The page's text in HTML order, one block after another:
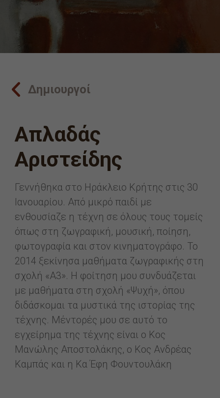
Δημιουργοί
Απλαδάς
Αριστείδης
Γεννήθηκα στο Ηράκλειο Κρήτης στις 30
Ιανουαρίου. Από μικρό παιδί με
ενθουσίαζε η τέχνη σε όλους τους τομείς
όπως στη ζωγραφική, μουσική, ποίηση,
φωτογραφία και στον κινηματογράφο. Το
2014 ξεκίνησα μαθήματα ζωγραφικής στη
σχολή «Α3». Η φοίτηση μου συνδυάζεται
με μαθήματα στη σχολή «Ψυχή», όπου
διδάσκομαι τα μυστικά της ιστορίας της
τέχνης. Μέντορές μου σε αυτό το
εγχείρημα της τέχνης είναι ο Κος
Μανώλης Αποστολάκης, ο Κος Ανδρέας
Καμπάς και η Κα Έφη Φουντουλάκη